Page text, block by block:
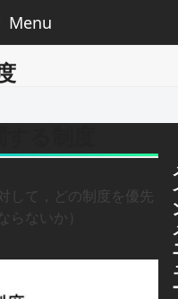
Menu
して，どの制度を優先
ないか）